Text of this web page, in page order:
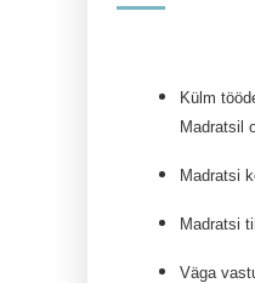
Külm
Madratsil
Madratsi
Madratsi
Väga